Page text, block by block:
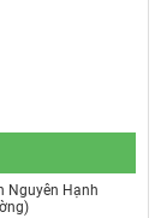
Nguyên Hạnh